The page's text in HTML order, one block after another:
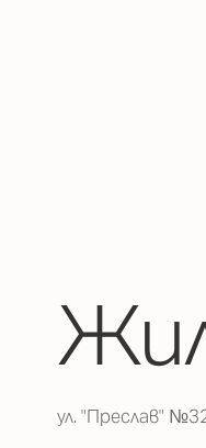
ул. "Преслав"